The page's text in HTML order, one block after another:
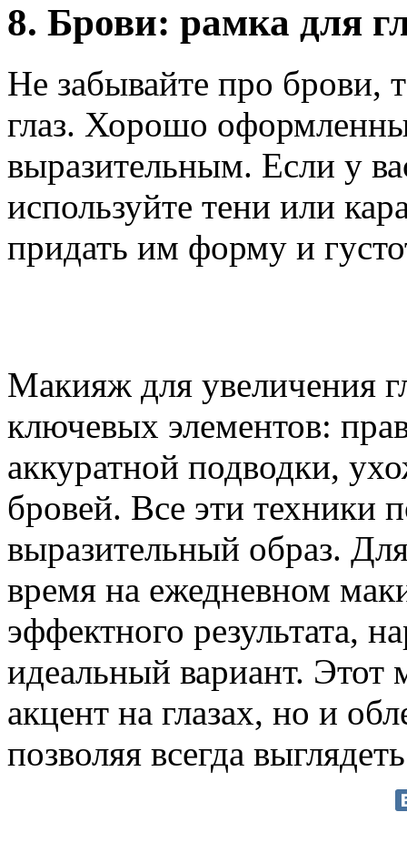
8. Брови: рамка для
Не забывайте про брови,
глаз. Хорошо
выразительным. Если у
используйте тени или
придать им форму и
Макияж для увеличения
ключевых элементов:
аккуратной подводки,
бровей. Все эти техники
выразительный образ.
время на ежедневном
эффектного результата,
идеальный вариант. Этот
акцент на глазах, но и
позволяя всегда